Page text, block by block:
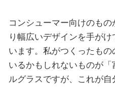
コンシューマー向けのも
り幅広いデザインを手が
います。私がつくったも
いるかもしれないものが
ルグラスですが、これが